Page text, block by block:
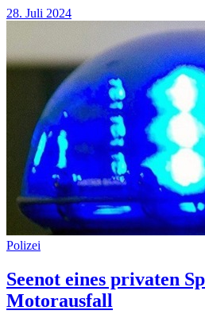
28. Juli 2024
Polizei
Seenot eines privaten
Motorausfall